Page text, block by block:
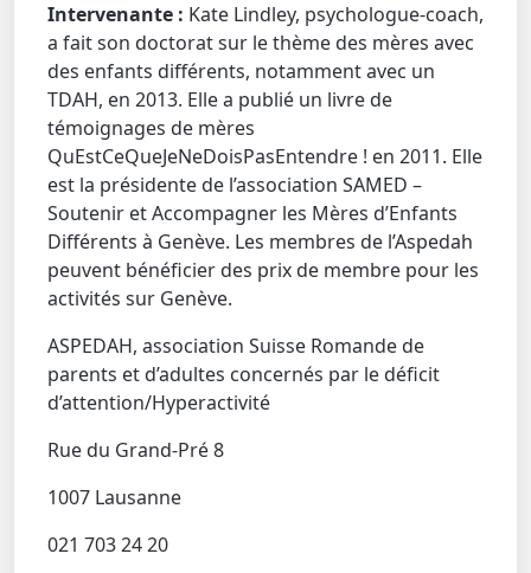
Intervenante : Kate Lindley, psychologue-coach,
a fait son doctorat sur le thème des mères avec
des enfants différents, notamment avec un
TDAH, en 2013. Elle a publié un livre de
témoignages de mères
QuEstCeQueJeNeDoisPasEntendre ! en 2011. Elle
est la présidente de l’association SAMED –
Soutenir et Accompagner les Mères d’Enfants
Différents à Genève. Les membres de l’Aspedah
peuvent bénéficier des prix de membre pour les
activités sur Genève.
ASPEDAH, association Suisse Romande de
parents et d’adultes concernés par le déficit
d’attention/Hyperactivité
Rue du Grand-Pré 8
1007 Lausanne
021 703 24 20